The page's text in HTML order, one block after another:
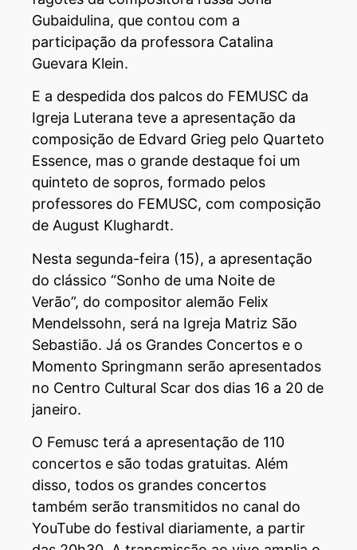
Gubaidulina, que contou com a
participação da professora Catalina
Guevara Klein.
E a despedida dos palcos do FEMUSC da
Igreja Luterana teve a apresentação da
composição de Edvard Grieg pelo Quarteto
Essence, mas o grande destaque foi um
quinteto de sopros, formado pelos
professores do FEMUSC, com composição
de August Klughardt.
Nesta segunda-feira (15), a apresentação
do clássico “Sonho de uma Noite de
Verão”, do compositor alemão Felix
Mendelssohn, será na Igreja Matriz São
Sebastião. Já os Grandes Concertos e o
Momento Springmann serão apresentados
no Centro Cultural Scar dos dias 16 a 20 de
janeiro.
O Femusc terá a apresentação de 110
concertos e são todas gratuitas. Além
disso, todos os grandes concertos
também serão transmitidos no canal do
YouTube do festival diariamente, a partir